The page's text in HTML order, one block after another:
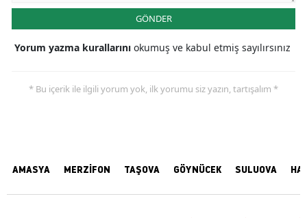
GÖNDER
Yorum yazma kurallarını okumuş ve kabul etmiş sayılırsınız
* Bu içerik ile ilgili yorum yok, ilk yorumu siz yazın, tartışalım *
AMASYA MERZİFON TAŞOVA GÖYNÜCEK SULUOVA